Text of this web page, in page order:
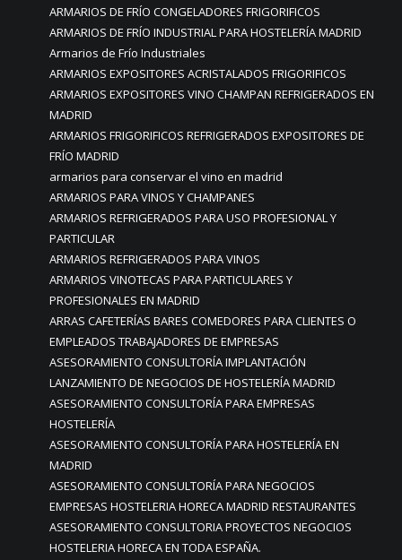
ARMARIOS DE FRÍO CONGELADORES FRIGORIFICOS
ARMARIOS DE FRÍO INDUSTRIAL PARA HOSTELERÍA MADRID
Armarios de Frío Industriales
ARMARIOS EXPOSITORES ACRISTALADOS FRIGORIFICOS
ARMARIOS EXPOSITORES VINO CHAMPAN REFRIGERADOS EN
MADRID
ARMARIOS FRIGORIFICOS REFRIGERADOS EXPOSITORES DE
FRÍO MADRID
armarios para conservar el vino en madrid
ARMARIOS PARA VINOS Y CHAMPANES
ARMARIOS REFRIGERADOS PARA USO PROFESIONAL Y
PARTICULAR
ARMARIOS REFRIGERADOS PARA VINOS
ARMARIOS VINOTECAS PARA PARTICULARES Y
PROFESIONALES EN MADRID
ARRAS CAFETERÍAS BARES COMEDORES PARA CLIENTES O
EMPLEADOS TRABAJADORES DE EMPRESAS
ASESORAMIENTO CONSULTORÍA IMPLANTACIÓN
LANZAMIENTO DE NEGOCIOS DE HOSTELERÍA MADRID
ASESORAMIENTO CONSULTORÍA PARA EMPRESAS
HOSTELERÍA
ASESORAMIENTO CONSULTORÍA PARA HOSTELERÍA EN
MADRID
ASESORAMIENTO CONSULTORÍA PARA NEGOCIOS
EMPRESAS HOSTELERIA HORECA MADRID RESTAURANTES
ASESORAMIENTO CONSULTORIA PROYECTOS NEGOCIOS
HOSTELERIA HORECA EN TODA ESPAÑA.